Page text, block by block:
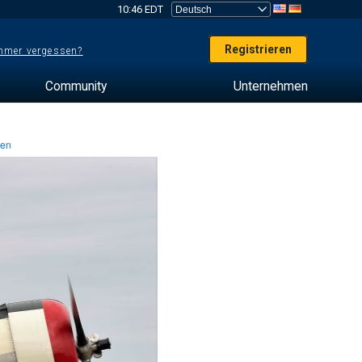
10:46 EDT
vergessen? Registrieren
Community Unternehmen